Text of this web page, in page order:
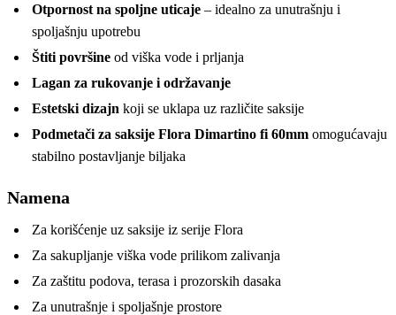
Otpornost na spoljne uticaje – idealno za unutrašnju i
spoljašnju upotrebu
Štiti površine od viška vode i prljanja
Lagan za rukovanje i održavanje
Estetski dizajn koji se uklapa uz različite saksije
Podmetači za saksije Flora Dimartino fi 60mm omogućavaju
stabilno postavljanje biljaka
Namena
Za korišćenje uz saksije iz serije Flora
Za sakupljanje viška vode prilikom zalivanja
Za zaštitu podova, terasa i prozorskih dasaka
Za unutrašnje i spoljašnje prostore